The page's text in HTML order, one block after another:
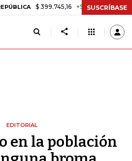
$ 399.745,16 +$ 2.295,71 +0,58%
SUSCRÍBASE
EDITORIAL
en la población